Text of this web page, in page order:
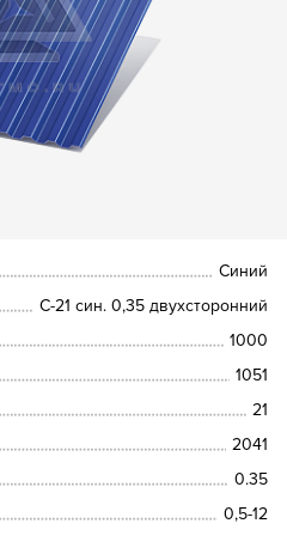
Синий
С-21 син. 0,35 двухсторонний
1000
1051
21
2041
0.35
0,5-12